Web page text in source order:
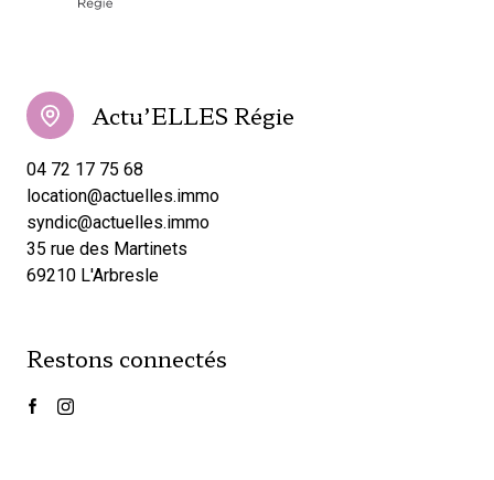
Actu’ELLES Régie
04 72 17 75 68
location@actuelles.immo
syndic@actuelles.immo
35 rue des Martinets
69210 L'Arbresle
Restons connectés